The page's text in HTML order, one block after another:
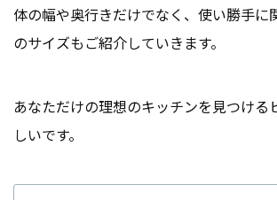
体の幅や奥行きだけでなく、使い勝手に
のサイズもご紹介していきます。
あなただけの理想のキッチンを見つける
しいです。